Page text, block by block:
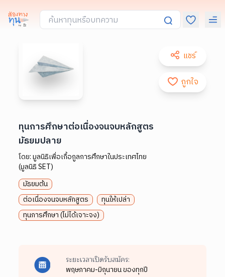
แชร์
ถูกใจ
ทุนการศึกษาต่อเนื่องจนจบหลักสูตร
มัธยมปลาย
โดย:มูลนิธิเพื่อเกื้อกูลการศึกษาในประเทศไทย
(มูลนิธิ SET)
มัธยมต้น
ต่อเนื่องจนจบหลักสูตร
ทุนให้เปล่า
ทุนการศึกษา (ไม่ได้เจาะจง)
ระยะเวลาเปิดรับสมัคร:
พฤษภาคม-มิถุนายน ของทุกปี